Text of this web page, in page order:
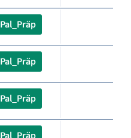
Pal_Präp
Pal_Präp
Pal_Präp